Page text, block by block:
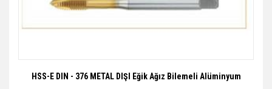
HSS-E DIN - 376 METAL DIŞI Eğik Ağız Bilemeli Alüminyum